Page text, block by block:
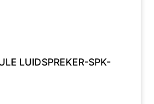
LUIDSPREKER-SPK-